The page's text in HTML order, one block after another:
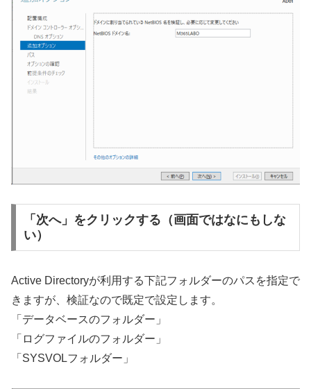
「次へ」をクリックする（画面ではなにもしな
い）
Active Directoryが利用する下記フォルダーのパスを指定で
きますが、検証なので既定で設定します。
「データベースのフォルダー」
「ログファイルのフォルダー」
「SYSVOLフォルダー」